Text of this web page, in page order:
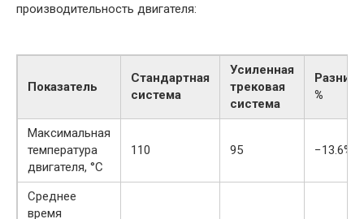
производительность двигателя:
Показатель
Стандартная
система
Усиленная
трековая
система
%
Максимальная
температура
двигателя, °C
110 95 −13.6%
Среднее
время